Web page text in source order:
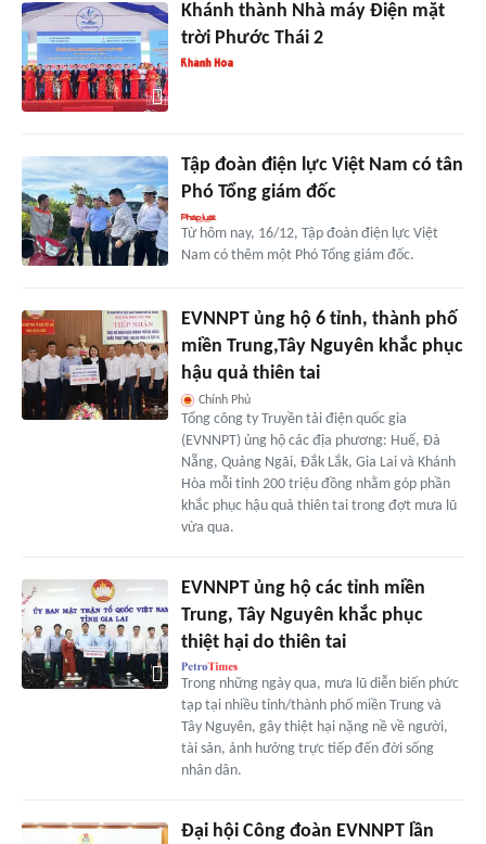
Khánh thành Nhà máy Điện mặt
trời Phước Thái 2
Tập đoàn điện lực Việt Nam có tân
Phó Tổng giám đốc
Từ hôm nay, 16/12, Tập đoàn điện lực Việt
Nam có thêm một Phó Tổng giám đốc.
EVNNPT ủng hộ 6 tỉnh, thành phố
miền Trung,Tây Nguyên khắc phục
hậu quả thiên tai
Chính Phủ
Tổng công ty Truyền tải điện quốc gia
(EVNNPT) ủng hộ các địa phương: Huế, Đà
Nẵng, Quảng Ngãi, Đắk Lắk, Gia Lai và Khánh
Hòa mỗi tỉnh 200 triệu đồng nhằm góp phần
khắc phục hậu quả thiên tai trong đợt mưa lũ
vừa qua.
EVNNPT ủng hộ các tỉnh miền
Trung, Tây Nguyên khắc phục
thiệt hại do thiên tai
Trong những ngày qua, mưa lũ diễn biến phức
tạp tại nhiều tỉnh/thành phố miền Trung và
Tây Nguyên, gây thiệt hại nặng nề về người,
tài sản, ảnh hưởng trực tiếp đến đời sống
nhân dân.
Đại hội Công đoàn EVNNPT lần